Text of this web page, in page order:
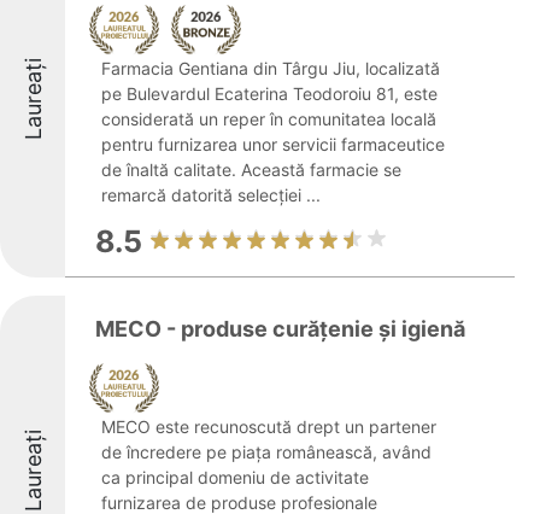
Laureați
Farmacia Gentiana din Târgu Jiu, localizată
pe Bulevardul Ecaterina Teodoroiu 81, este
considerată un reper în comunitatea locală
pentru furnizarea unor servicii farmaceutice
de înaltă calitate. Această farmacie se
remarcă datorită selecției ...
8.5
Laureați
MECO - produse curățenie și igienă
MECO este recunoscută drept un partener
de încredere pe piața românească, având
ca principal domeniu de activitate
furnizarea de produse profesionale